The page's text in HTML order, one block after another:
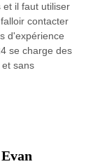
et il faut utiliser
contacter
d'expérience
se charge des
sans